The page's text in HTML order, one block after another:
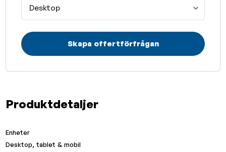
Produktdetaljer
Enheter
Desktop, tablet & mobil
Desktop
Skapa offertförfrågan